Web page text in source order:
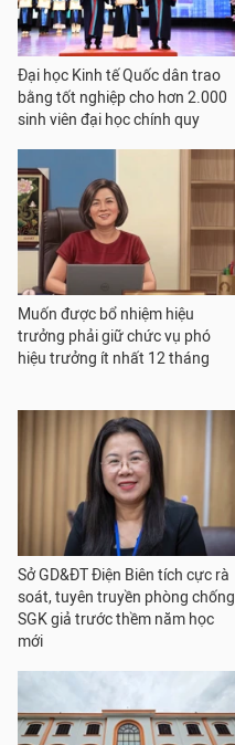
Đại học Kinh tế Quốc dân trao
bằng tốt nghiệp cho hơn 2.000
sinh viên đại học chính quy
Muốn được bổ nhiệm hiệu
trưởng phải giữ chức vụ phó
hiệu trưởng ít nhất 12 tháng
Sở GD&ĐT Điện Biên tích cực rà
soát, tuyên truyền phòng chống
SGK giả trước thềm năm học
mới